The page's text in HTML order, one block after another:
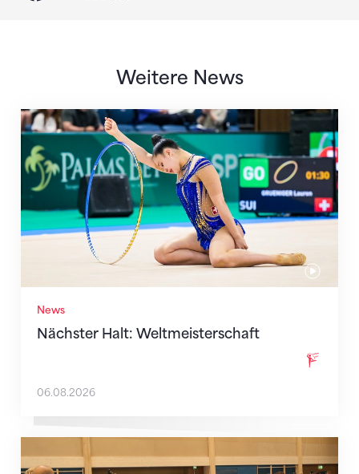
Weitere News
News
Nächster Halt: Weltmeisterschaft
Nächster Halt: Weltmeisterschaft
06.08.2026
Mit klaren Zielen nach Zagreb